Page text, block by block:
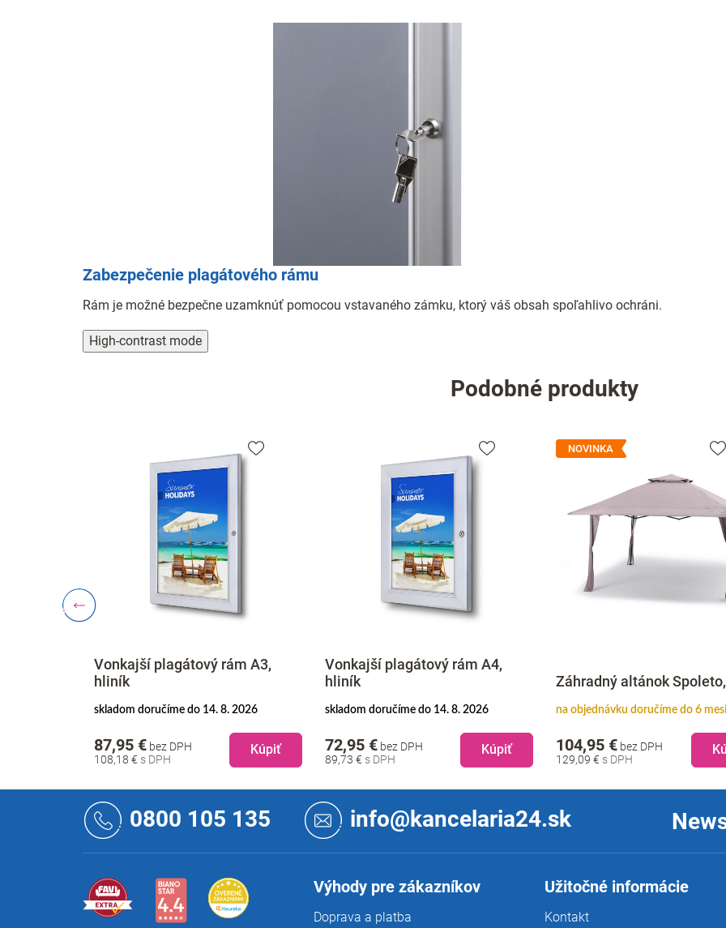
Zabezpečenie plagátového rámu
Rám je možné bezpečne uzamknúť pomocou vstavaného zámku, ktorý váš obsah spoľahlivo ochráni.
High-contrast mode
Podobné produkty
Vonkajší plagátový rám A3,
hliník
skladom doručíme do 14. 8. 2026
108,18 €
87,95 € bez DPH Kúpiť
Vonkajší plagátový rám A4,
hliník
skladom doručíme do 14. 8. 2026
89,73 €
72,95 € bez DPH Kúpiť
NOVINKA
Záhradný altánok
na objednávku doručíme do 6
129,09 €
104,95 € bez DPH
0800 105 135 info@kancelaria24.sk
Výhody pre zákazníkov
Doprava a platba
Užitočné informácie
Kontakt